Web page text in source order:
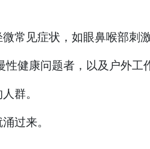
常见症状，如眼鼻喉部刺
健康问题者，以及户外工
群。
过来。